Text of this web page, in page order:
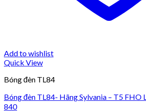
Add to wishlist
Quick View
Bóng đèn TL84
Bóng đèn TL84- Hãng Sylvania – T5 FHO
840